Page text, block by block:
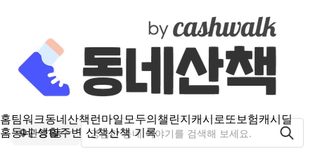
홈팀워크동네산책런마일모두의챌린지캐시로또보험캐시딜
홈동네 생활주변 산책산책 기록
관양1동